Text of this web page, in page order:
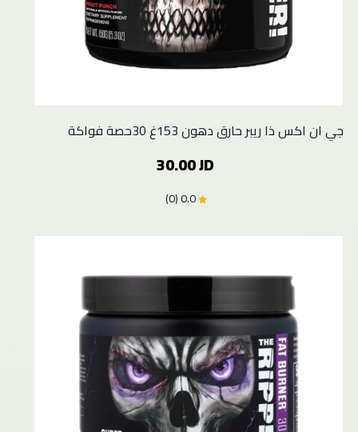
جي ان اكس ذا ريبر حارق دهون 153غ 30حصة فواكة
30.00 JD